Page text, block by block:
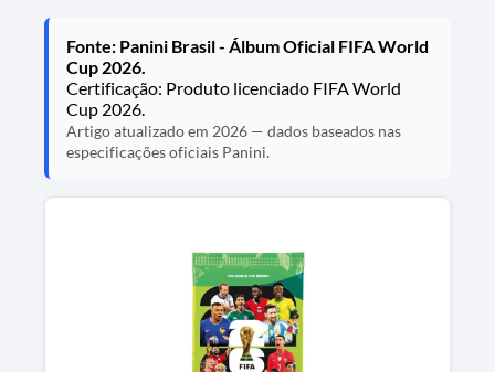
Fonte: Panini Brasil - Álbum Oficial FIFA World
Cup 2026.
Certificação: Produto licenciado FIFA World
Cup 2026.
Artigo atualizado em 2026 — dados baseados nas
especificações oficiais Panini.